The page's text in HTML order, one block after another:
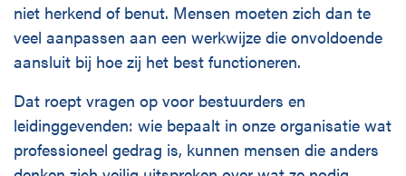
niet herkend of benut. Mensen moeten zich dan te
veel aanpassen aan een werkwijze die onvoldoende
aansluit bij hoe zij het best functioneren.
Dat roept vragen op voor bestuurders en
leidinggevenden: wie bepaalt in onze organisatie wat
professioneel gedrag is, kunnen mensen die anders